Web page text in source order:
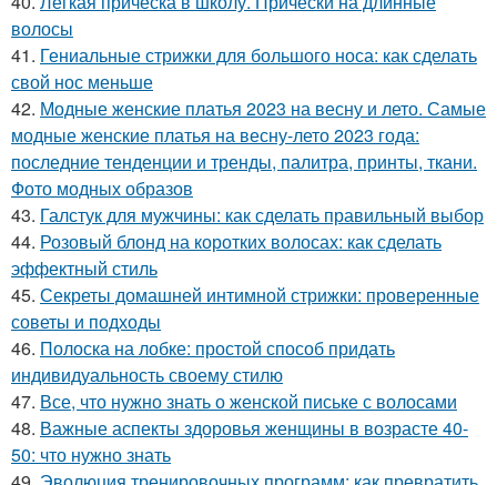
волосы
41. Гениальные стрижки для большого носа: как сделать
свой нос меньше
42. Модные женские платья 2023 на весну и лето. Самые
модные женские платья на весну-лето 2023 года:
последние тенденции и тренды, палитра, принты, ткани.
Фото модных образов
43. Галстук для мужчины: как сделать правильный выбор
44. Розовый блонд на коротких волосах: как сделать
эффектный стиль
45. Секреты домашней интимной стрижки: проверенные
советы и подходы
46. Полоска на лобке: простой способ придать
индивидуальность своему стилю
47. Все, что нужно знать о женской письке с волосами
48. Важные аспекты здоровья женщины в возрасте 40-
50: что нужно знать